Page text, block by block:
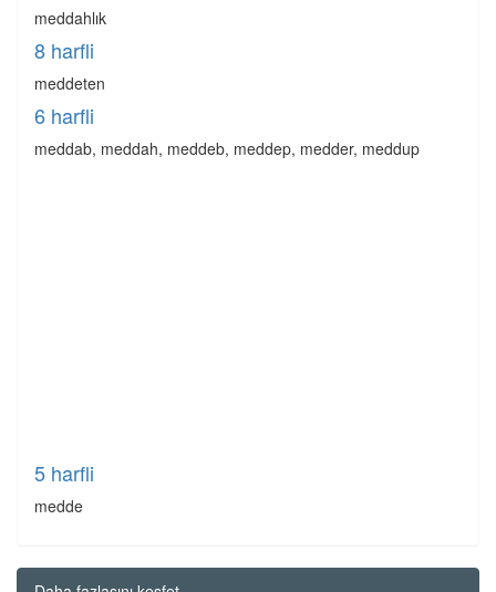
meddahlık
8 harfli
meddeten
6 harfli
meddab, meddah, meddeb, meddep, medder, meddup
5 harfli
medde